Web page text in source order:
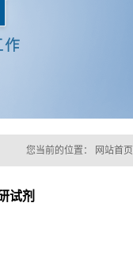
您当前的位置： 网站首页
试剂